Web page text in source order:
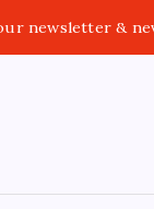
newsletter &